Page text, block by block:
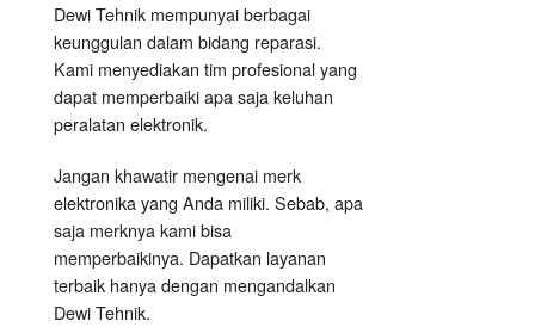
Dewi Tehnik mempunyai berbagai
keunggulan dalam bidang reparasi.
Kami menyediakan tim profesional yang
dapat memperbaiki apa saja keluhan
peralatan elektronik.
Jangan khawatir mengenai merk
elektronika yang Anda miliki. Sebab, apa
saja merknya kami bisa
memperbaikinya. Dapatkan layanan
terbaik hanya dengan mengandalkan
Dewi Tehnik.